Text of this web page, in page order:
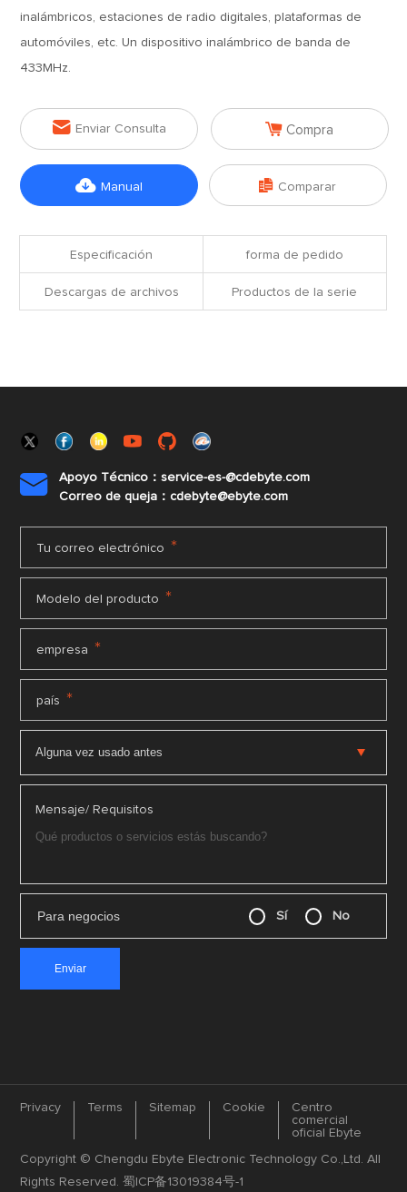
inalámbricos, estaciones de radio digitales, plataformas de
automóviles, etc. Un dispositivo inalámbrico de banda de
433MHz.
 Enviar Consulta  Compra
 Manual  Comparar
Especificación forma de pedido
Descargas de archivos Productos de la serie

Apoyo Técnico：service-es-@cdebyte.com
Correo de queja：cdebyte@ebyte.com
Tu correo electrónico *
Modelo del producto *
empresa *
país *
Mensaje/ Requisitos
Para negocios Sí No
Privacy Terms Sitemap Cookie
Centro
comercial
oficial Ebyte
Copyright © Chengdu Ebyte Electronic Technology Co.,Ltd. All
Rights Reserved.蜀ICP备13019384号-1